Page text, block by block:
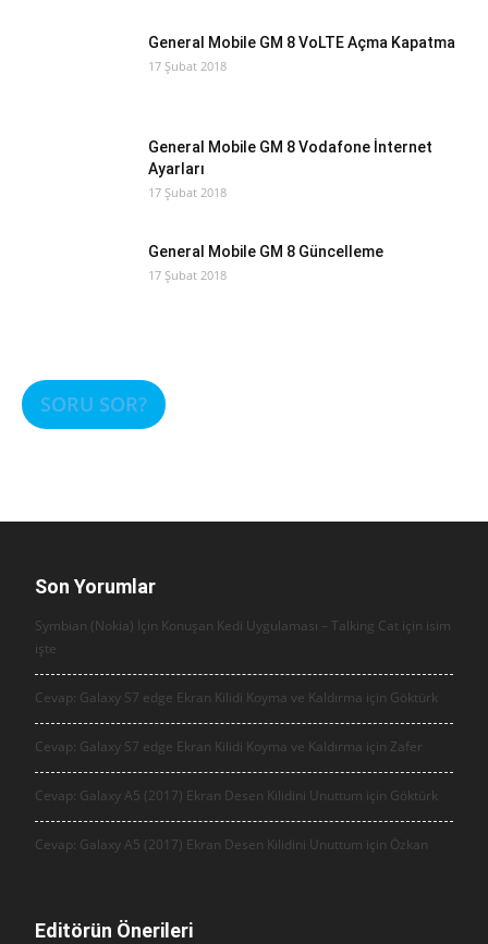
General Mobile GM 8 VoLTE Açma Kapatma
17 Şubat 2018
General Mobile GM 8 Vodafone İnternet
Ayarları
17 Şubat 2018
General Mobile GM 8 Güncelleme
17 Şubat 2018
SORU SOR?
Son Yorumlar
Symbian (Nokia) İçin Konuşan Kedi Uygulaması – Talking Cat için isim
işte
Cevap: Galaxy S7 edge Ekran Kilidi Koyma ve Kaldırma için Göktürk
Cevap: Galaxy S7 edge Ekran Kilidi Koyma ve Kaldırma için Zafer
Cevap: Galaxy A5 (2017) Ekran Desen Kilidini Unuttum için Göktürk
Cevap: Galaxy A5 (2017) Ekran Desen Kilidini Unuttum için Özkan
Editörün Önerileri